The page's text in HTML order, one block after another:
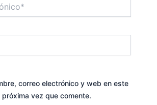
correo electrónico y web en este
vez que comente.